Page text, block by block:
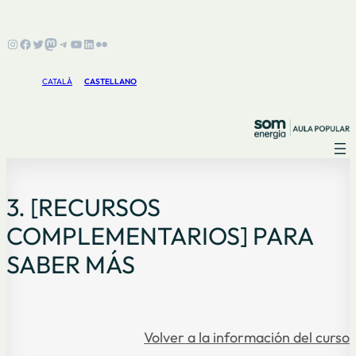
Instagram
Facebook
Twitter
Mastodon
Telegram
YouTube
LinkedIn
Flickr
CATALÀ CASTELLANO
3. [RECURSOS
COMPLEMENTARIOS] PARA
SABER MÁS
Volver a la información del curso